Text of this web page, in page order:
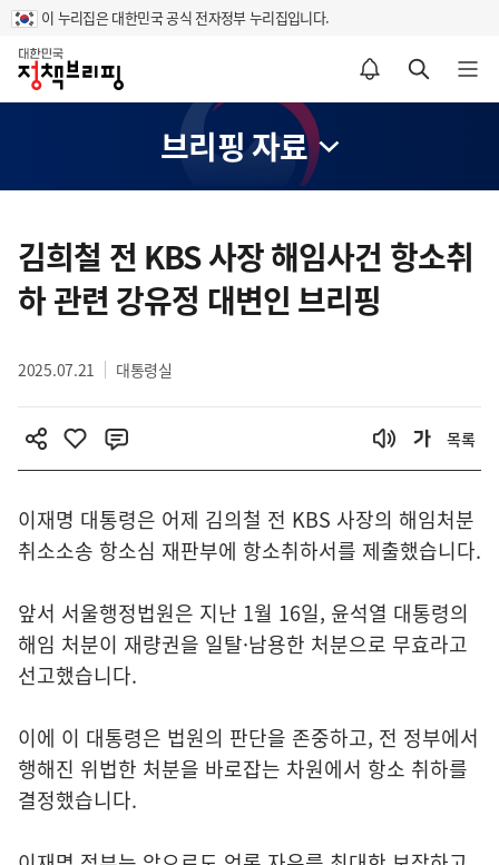
이 누리집은 대한민국 공식 전자정부 누리집입니다.
홈
알림설정 바로가기 검색 바로가기 메뉴 열기
브리핑 자료
텐
츠
영
김희철 전 KBS 사장 해임사건 항소취
하 관련 강유정 대변인 브리핑
2025.07.21 대통령실
목록
이재명 대통령은 어제 김의철 전 KBS 사장의 해임처분
취소소송 항소심 재판부에 항소취하서를 제출했습니다.
앞서 서울행정법원은 지난 1월 16일, 윤석열 대통령의
해임 처분이 재량권을 일탈·남용한 처분으로 무효라고
선고했습니다.
이에 이 대통령은 법원의 판단을 존중하고, 전 정부에서
행해진 위법한 처분을 바로잡는 차원에서 항소 취하를
결정했습니다.